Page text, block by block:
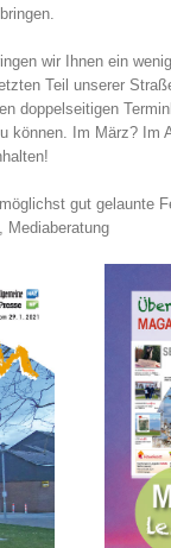
wir Ihnen ein
Teil unserer
doppelseitigen
können. Im März? Im
gut gelaunte
Mediaberatung